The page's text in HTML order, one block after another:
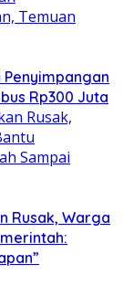
Rp300 Juta
Rusak, Warga